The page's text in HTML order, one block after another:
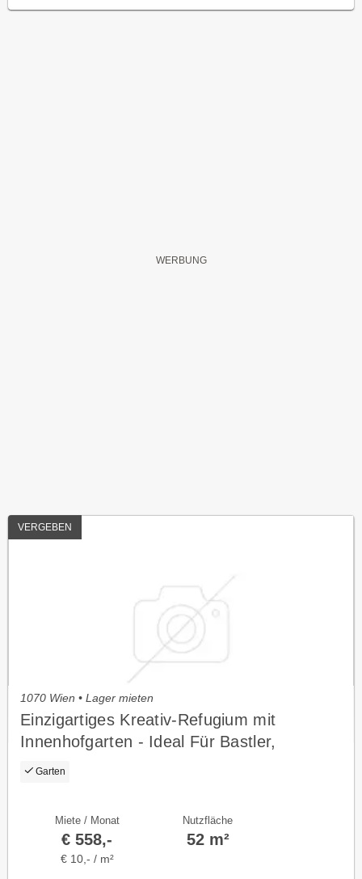
VERGEBEN
1070 Wien • Lager mieten
Einzigartiges Kreativ-Refugium mit
Innenhofgarten - Ideal Für Bastler,
Künstler
Garten
Miete / Monat
€ 558,-
€ 10,- / m²
Nutzfläche
52 m²